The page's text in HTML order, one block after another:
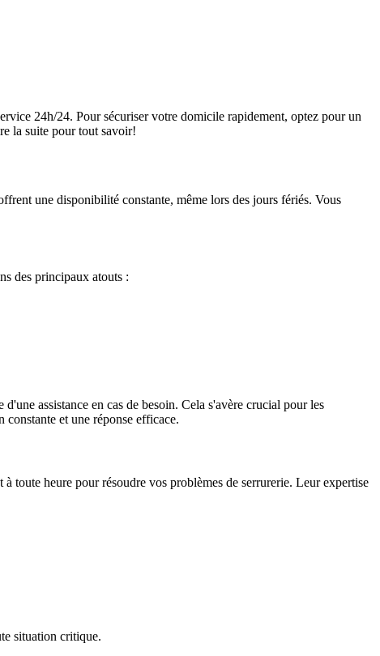
24h/24. Pour sécuriser votre domicile rapidement, optez pour un
la suite pour tout savoir!
une disponibilité constante, même lors des jours fériés. Vous
des principaux atouts :
assistance en cas de besoin. Cela s'avère crucial pour les
constante et une réponse efficace.
toute heure pour résoudre vos problèmes de serrurerie. Leur expertise
situation critique.